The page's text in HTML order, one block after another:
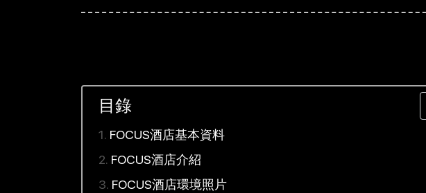
目錄
FOCUS酒店基本資料
FOCUS酒店介紹
FOCUS酒店環境照片